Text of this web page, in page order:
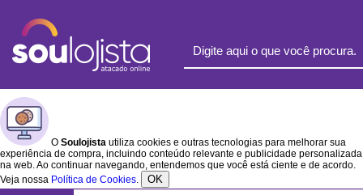
O Soulojista utiliza cookies e outras tecnologias para melhorar sua
experiência de compra, incluindo conteúdo relevante e publicidade personalizada
na web. Ao continuar navegando, entendemos que você está ciente e de acordo.
Veja nossa Política de Cookies. OK